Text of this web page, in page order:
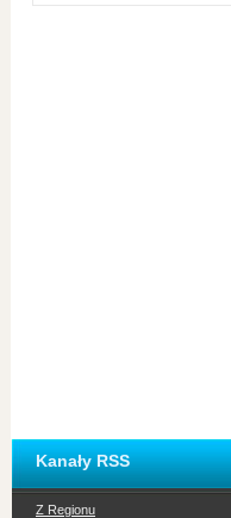
Kanały RSS
Z Regionu